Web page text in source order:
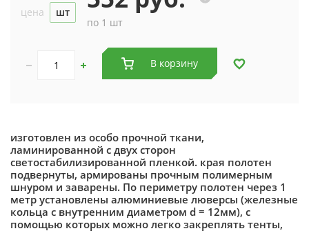
цена шт
по 1 шт
В корзину
изготовлен из особо прочной ткани,
ламинированной с двух сторон
светостабилизированной пленкой. края полотен
подвернуты, армированы прочным полимерным
шнуром и заварены. По периметру полотен через 1
метр установлены алюминиевые люверсы (железные
кольца с внутренним диаметром d = 12мм), с
помощью которых можно легко закреплять тенты,